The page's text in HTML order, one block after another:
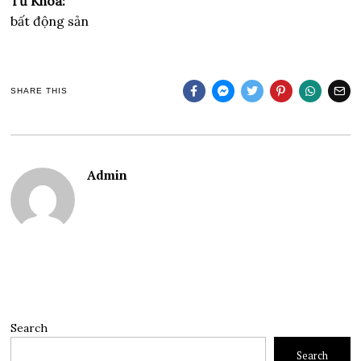
bất động sản
SHARE THIS
Admin
Search
Search